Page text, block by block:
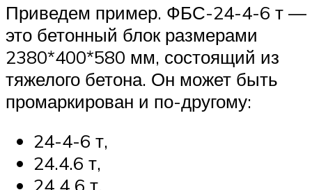
Приведем пример. ФБС-24-4-6 т —
это бетонный блок размерами
2380*400*580 мм, состоящий из
тяжелого бетона. Он может быть
промаркирован и по-другому:
24-4-6 т,
24.4.6 т,
24 4 6 т.